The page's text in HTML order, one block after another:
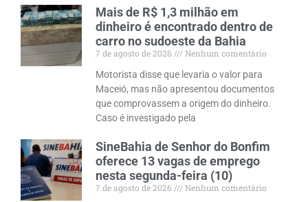
Mais de R$ 1,3 milhão em
dinheiro é encontrado dentro de
carro no sudoeste da Bahia
7 de agosto de 2026
Nenhum comentário
Motorista disse que levaria o valor para
Maceió, mas não apresentou documentos
que comprovassem a origem do dinheiro.
Caso é investigado pela
SineBahia de Senhor do Bonfim
oferece 13 vagas de emprego
nesta segunda-feira (10)
7 de agosto de 2026
Nenhum comentário